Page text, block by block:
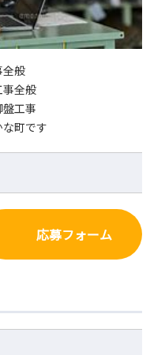
全般
全般
工事
町です
応募フォーム